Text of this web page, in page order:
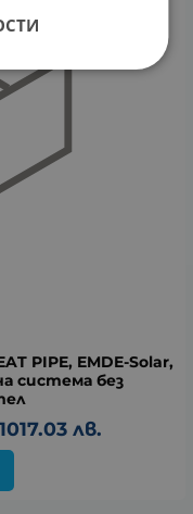
PIPE, EMDE-Solar,
система без
1017.03 лв.